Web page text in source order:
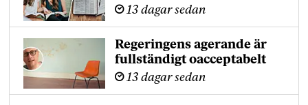
13 dagar sedan
Regeringens agerande är
fullständigt oacceptabelt
13 dagar sedan